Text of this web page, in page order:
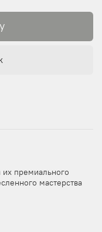
премиального
мастерства